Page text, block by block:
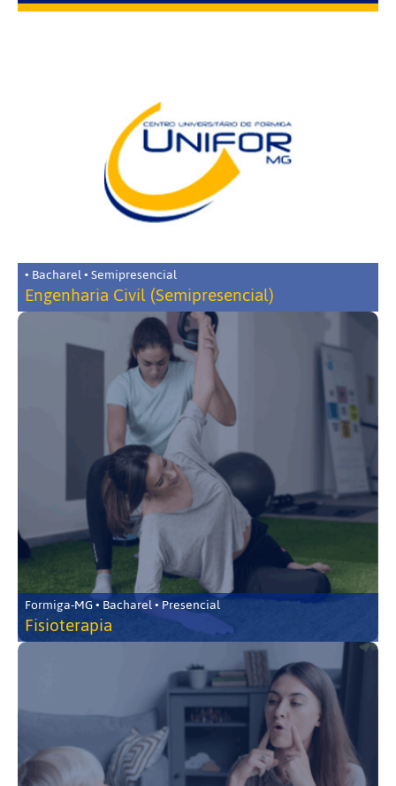
• Bacharel • Semipresencial
Engenharia Civil (Semipresencial)
Formiga-MG • Bacharel • Presencial
Fisioterapia